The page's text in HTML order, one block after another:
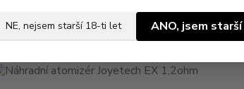
NE, nejsem starší 18-ti let ANO, jsem
atomizér Joyetech EX